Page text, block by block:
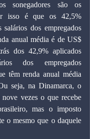
sonegadores são os
isso é que os 42,5%
salários dos empregados
anual média é de US$
dos 42,9% aplicados
dos empregados
têm renda anual média
seja, na Dinamarca, o
nove vezes o que recebe
mas o imposto
o mesmo que o daquele